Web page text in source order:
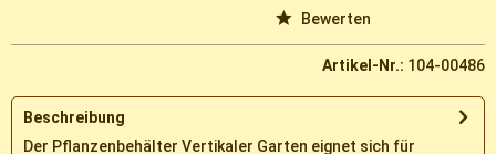
Bewerten
Artikel-Nr.: 104-00486
Beschreibung
Der Pflanzenbehälter Vertikaler Garten eignet sich für